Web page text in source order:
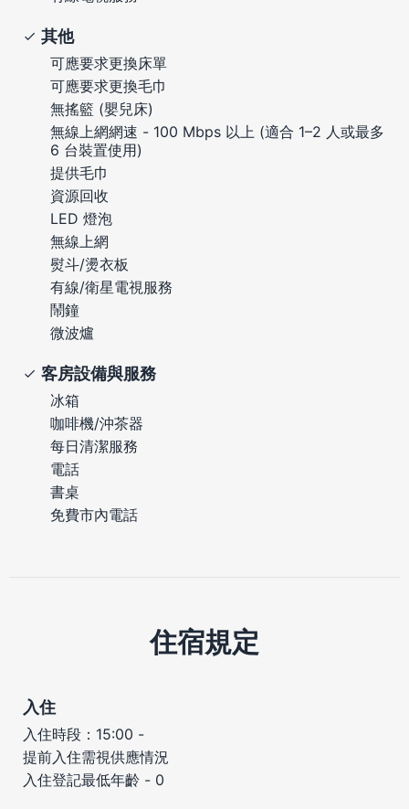
其他
可應要求更換床單
可應要求更換毛巾
無搖籃 (嬰兒床)
無線上網網速 - 100 Mbps 以上 (適合 1–2 人或最多
6 台裝置使用)
提供毛巾
資源回收
LED 燈泡
無線上網
熨斗/燙衣板
有線/衛星電視服務
鬧鐘
微波爐
客房設備與服務
冰箱
咖啡機/沖茶器
每日清潔服務
電話
書桌
免費市內電話
住宿規定
入住
入住時段：15:00 -
提前入住需視供應情況
入住登記最低年齡 - 0